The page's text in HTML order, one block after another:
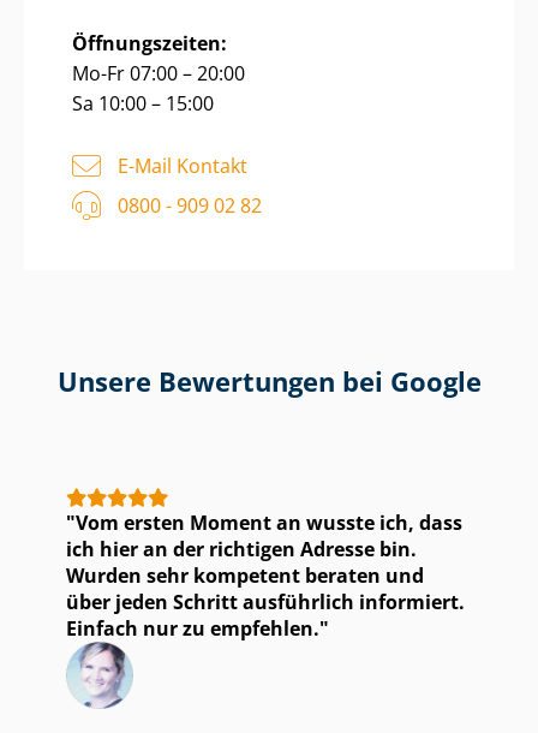
Öffnungszeiten:
Mo-Fr 07:00 – 20:00
Sa 10:00 – 15:00
E-Mail Kontakt
0800 - 909 02 82
Unsere Bewertungen bei Google
Vom ersten Moment an wusste ich, dass
ich hier an der richtigen Adresse bin.
Wurden sehr kompetent beraten und
über jeden Schritt ausführlich informiert.
Einfach nur zu empfehlen.